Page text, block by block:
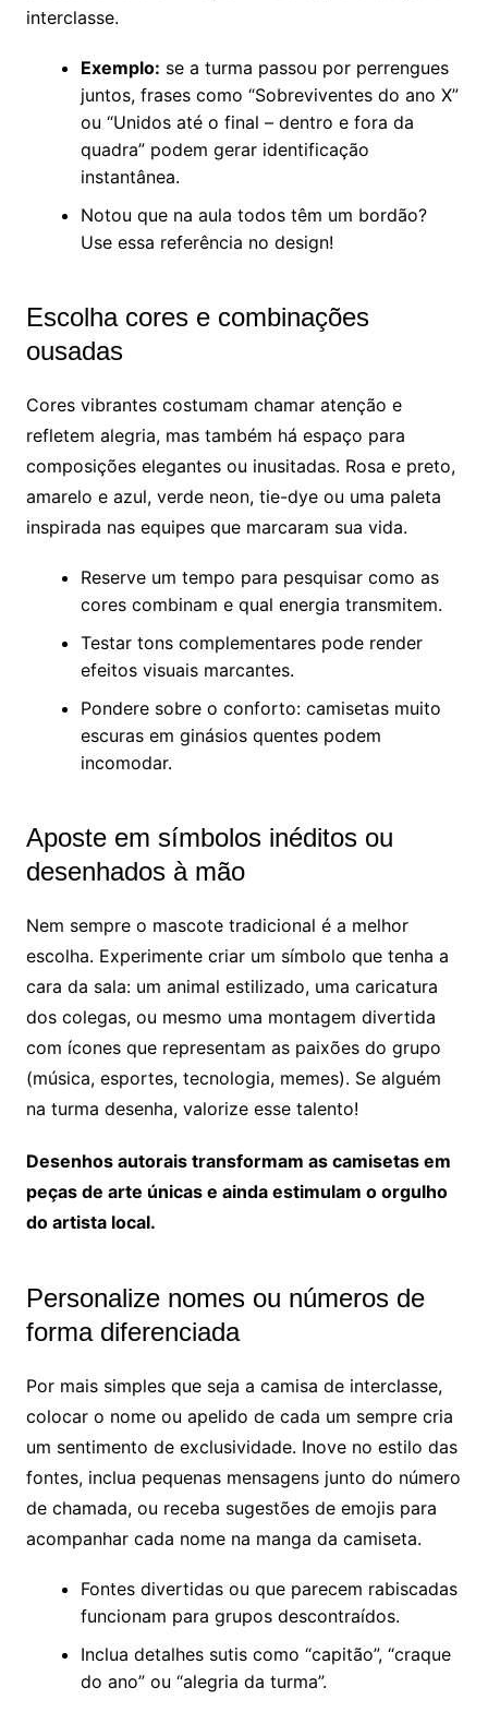
interclasse.
Exemplo: se a turma passou por perrengues
juntos, frases como “Sobreviventes do ano X”
ou “Unidos até o final – dentro e fora da
quadra” podem gerar identificação
instantânea.
Notou que na aula todos têm um bordão?
Use essa referência no design!
Escolha cores e combinações
ousadas
Cores vibrantes costumam chamar atenção e
refletem alegria, mas também há espaço para
composições elegantes ou inusitadas. Rosa e preto,
amarelo e azul, verde neon, tie-dye ou uma paleta
inspirada nas equipes que marcaram sua vida.
Reserve um tempo para pesquisar como as
cores combinam e qual energia transmitem.
Testar tons complementares pode render
efeitos visuais marcantes.
Pondere sobre o conforto: camisetas muito
escuras em ginásios quentes podem
incomodar.
Aposte em símbolos inéditos ou
desenhados à mão
Nem sempre o mascote tradicional é a melhor
escolha. Experimente criar um símbolo que tenha a
cara da sala: um animal estilizado, uma caricatura
dos colegas, ou mesmo uma montagem divertida
com ícones que representam as paixões do grupo
(música, esportes, tecnologia, memes). Se alguém
na turma desenha, valorize esse talento!
Desenhos autorais transformam as camisetas em
peças de arte únicas e ainda estimulam o orgulho
do artista local.
Personalize nomes ou números de
forma diferenciada
Por mais simples que seja a camisa de interclasse,
colocar o nome ou apelido de cada um sempre cria
um sentimento de exclusividade. Inove no estilo das
fontes, inclua pequenas mensagens junto do número
de chamada, ou receba sugestões de emojis para
acompanhar cada nome na manga da camiseta.
Fontes divertidas ou que parecem rabiscadas
funcionam para grupos descontraídos.
Inclua detalhes sutis como “capitão”, “craque
do ano” ou “alegria da turma”.